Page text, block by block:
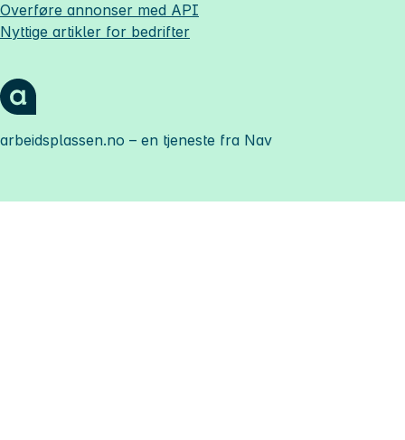
Overføre annonser med API
Nyttige artikler for bedrifter
arbeidsplassen.no – en tjeneste fra Nav